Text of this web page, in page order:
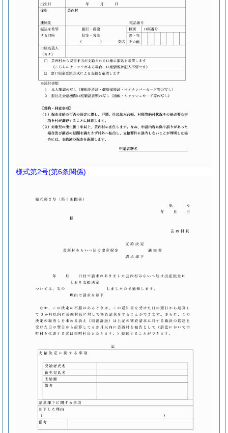
様式第2号(第6条関係)